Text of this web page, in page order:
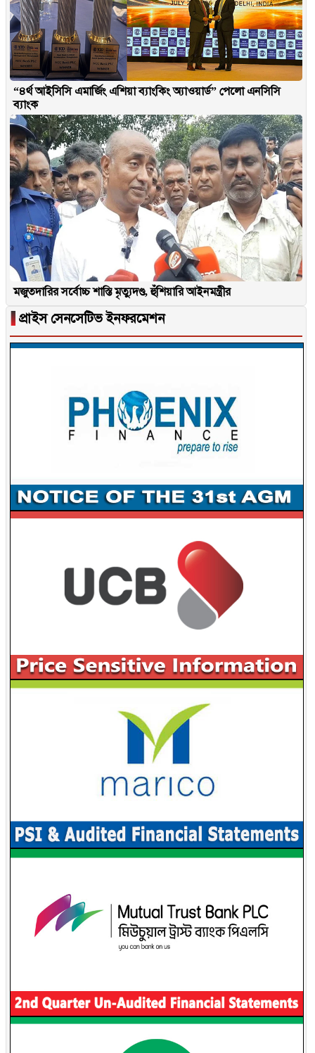
“৪র্থ আইসিসি এমার্জিং এশিয়া ব্যাংকিং অ্যাওয়ার্ড” পেলো এনসিসি
ব্যাংক
মজুতদারির সর্বোচ্চ শাস্তি মৃত্যুদণ্ড, হুঁশিয়ারি আইনমন্ত্রীর
▐ প্রাইস সেনসেটিভ ইনফরমেশন